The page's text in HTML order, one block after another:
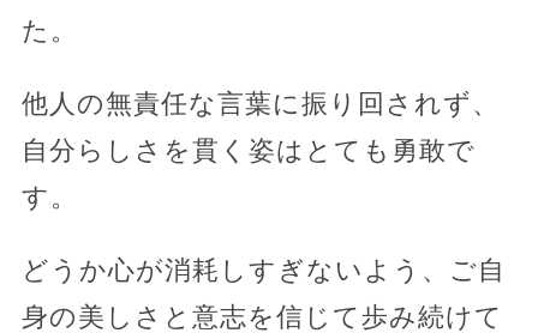
た。
他人の無責任な言葉に振り回されず、
自分らしさを貫く姿はとても勇敢で
す。
どうか心が消耗しすぎないよう、ご自
身の美しさと意志を信じて歩み続けて